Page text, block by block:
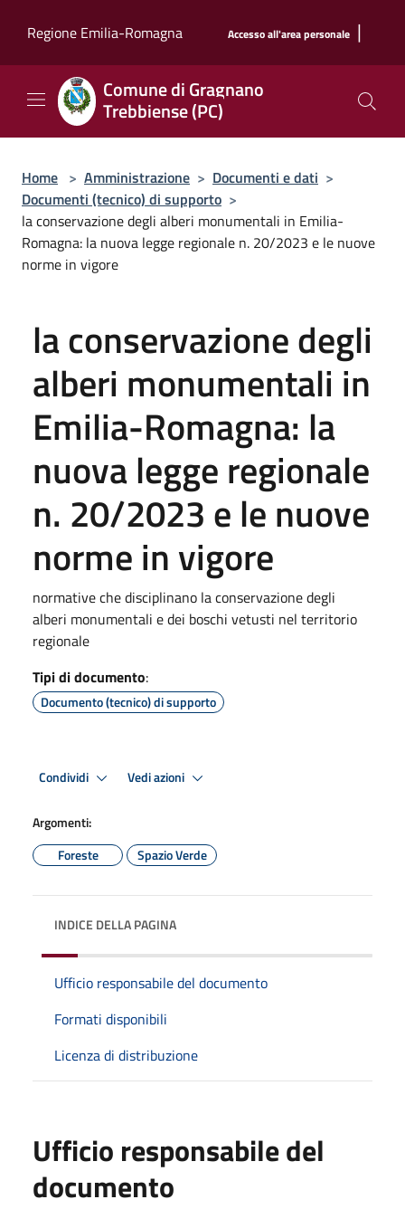
Regione Emilia-Romagna
Accesso all'area personale |
Comune di Gragnano
Trebbiense (PC)
Home > Amministrazione > Documenti e dati >
Documenti (tecnico) di supporto >
la conservazione degli alberi monumentali in Emilia-
Romagna: la nuova legge regionale n. 20/2023 e le nuove
norme in vigore
la conservazione degli
alberi monumentali in
Emilia-Romagna: la
nuova legge regionale
n. 20/2023 e le nuove
norme in vigore
normative che disciplinano la conservazione degli
alberi monumentali e dei boschi vetusti nel territorio
regionale
Tipi di documento:
Documento (tecnico) di supporto
Condividi Vedi azioni
Argomenti:
Foreste
Spazio Verde
INDICE DELLA PAGINA
Ufficio responsabile del documento
Formati disponibili
Licenza di distribuzione
Ufficio responsabile del
documento